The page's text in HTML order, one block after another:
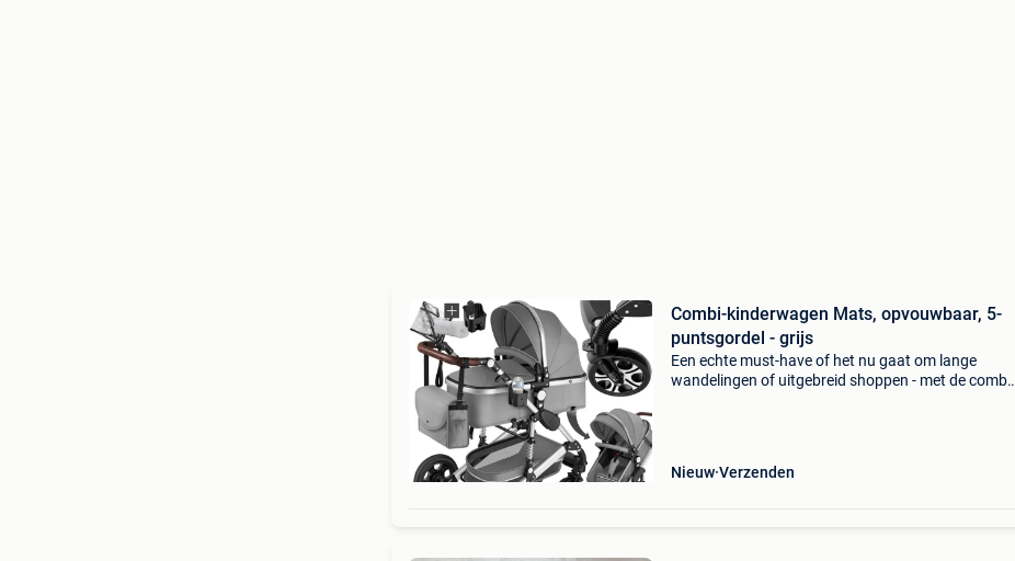
Combi-kinderwagen Mats, opvouwbaar, 5-
puntsgordel - grijs
Een echte must-have of het nu gaat om lange
wandelingen of uitgebreid shoppen - met de combi-
Nieuw Verzenden